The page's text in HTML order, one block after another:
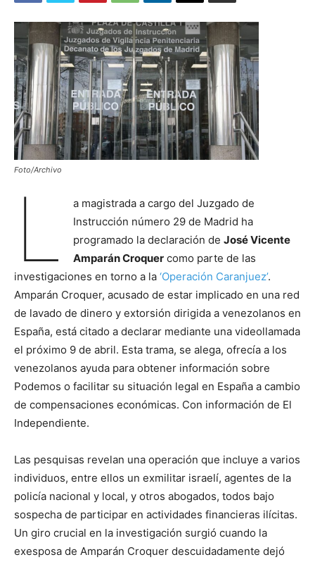
Foto/Archivo
L
a magistrada a cargo del Juzgado de
Instrucción número 29 de Madrid ha
programado la declaración de José Vicente
Amparán Croquercomo parte de las
investigaciones en torno a la ‘Operación Caranjuez’.
Amparán Croquer, acusado de estar implicado en una red
de lavado de dinero y extorsión dirigida a venezolanos en
España, está citado a declarar mediante una videollamada
el próximo 9 de abril. Esta trama, se alega, ofrecía a los
venezolanos ayuda para obtener información sobre
Podemos o facilitar su situación legal en España a cambio
de compensaciones económicas. Con información de El
Independiente.
Las pesquisas revelan una operación que incluye a varios
individuos, entre ellos un exmilitar israelí, agentes de la
policía nacional y local, y otros abogados, todos bajo
sospecha de participar en actividades financieras ilícitas.
Un giro crucial en la investigación surgió cuando la
exesposa de Amparán Croquer descuidadamente dejó